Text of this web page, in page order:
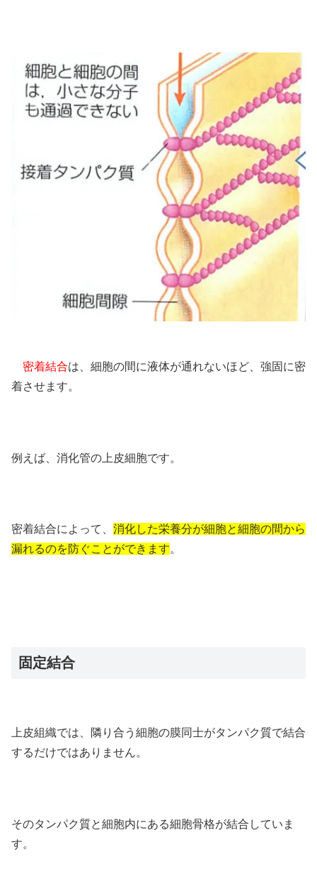
密着結合は、細胞の間に液体が通れないほど、強固に密
着させます。
例えば、消化管の上皮細胞です。
密着結合によって、 消化した栄養分が細胞と細胞の間から
漏れるのを防ぐことができます。
固定結合
上皮組織では、隣り合う細胞の膜同士がタンパク質で結合
するだけではありません。
そのタンパク質と細胞内にある細胞骨格が結合していま
す。